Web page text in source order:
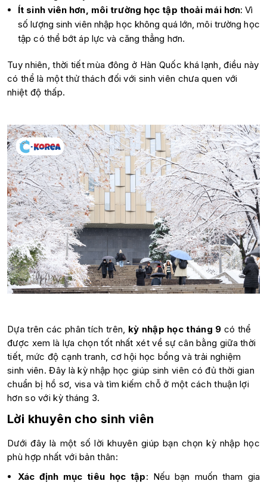
Ít sinh viên hơn, môi trường học tập thoải mái hơn: Vì
số lượng sinh viên nhập học không quá lớn, môi trường học
tập có thể bớt áp lực và căng thẳng hơn.
Tuy nhiên, thời tiết mùa đông ở Hàn Quốc khá lạnh, điều này
có thể là một thử thách đối với sinh viên chưa quen với
nhiệt độ thấp.
Dựa trên các phân tích trên, kỳ nhập học tháng 9 có thể
được xem là lựa chọn tốt nhất xét về sự cân bằng giữa thời
tiết, mức độ cạnh tranh, cơ hội học bổng và trải nghiệm
sinh viên. Đây là kỳ nhập học giúp sinh viên có đủ thời gian
chuẩn bị hồ sơ, visa và tìm kiếm chỗ ở một cách thuận lợi
hơn so với kỳ tháng 3.
Lời khuyên cho sinh viên
Dưới đây là một số lời khuyên giúp bạn chọn kỳ nhập học
phù hợp nhất với bản thân:
Xác định mục tiêu học tập: Nếu bạn muốn tham gia